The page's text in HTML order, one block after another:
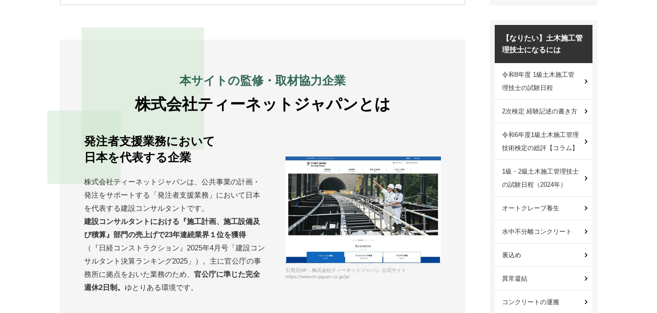
本サイトの監修・取材協力企業
株式会社ティーネットジャパンとは
発注者支援業務において
日本を代表する企業
株式会社ティーネットジャパンは、公共事業の計画・
発注をサポートする「発注者支援業務」において日本
を代表する建設コンサルタントです。
建設コンサルタントにおける『施工計画、施工設備及
び積算』部門の売上げで23年連続業界１位を獲得
（『日経コンストラクション』2025年4月号「建設コン
サルタント決算ランキング2025」）。主に官公庁の事
務所に拠点をおいた業務のため、 官公庁に準じた完全
週休2日制。 ゆとりある環境です。
引用元HP：株式会社ティーネットジャパン 公式サイト
https://www.tn-japan.co.jp/ja/
【なりたい】土木施工管
理技士になるには
令和8年度 1級土木施工管
理技士の試験日程
2次検定 経験記述の書き方
令和6年度1級土木施工管理
技術検定の総評【コラム】
1級・2級土木施工管理技士
の試験日程（2024年）
オートクレーブ養生
水中不分離コンクリート
裏込め
異常凝結
コンクリートの運搬